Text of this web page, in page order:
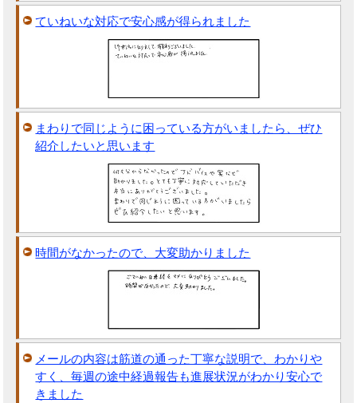
ていねいな対応で安心感が得られました
まわりで同じように困っている方がいましたら、ぜひ
紹介したいと思います
時間がなかったので、大変助かりました
メールの内容は筋道の通った丁寧な説明で、わかりや
すく、毎週の途中経過報告も進展状況がわかり安心で
きました